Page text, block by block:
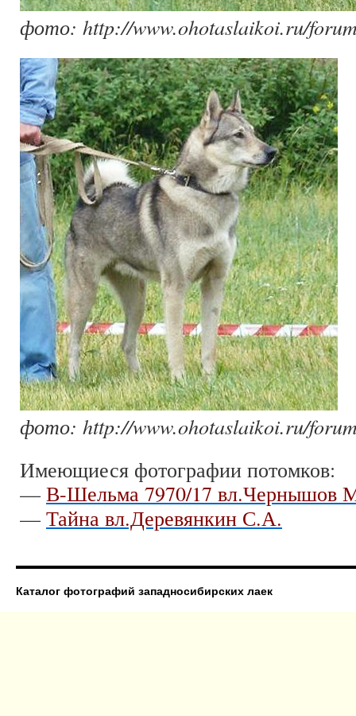
фото: http://www.ohotaslaikoi.ru/
фото: http://www.ohotaslaikoi.ru/
Имеющиеся фотографии потомков:
— В-Шельма 7970/17 вл.Чернышов
— Тайна вл.Деревянкин С.А.
Каталог фотографий западносибирских лаек